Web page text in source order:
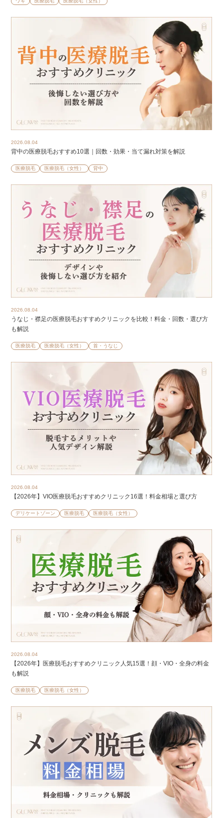
2026.08.04
背中の医療脱毛おすすめ10選｜回数・効果・当て漏れ対策を解説
医療脱毛 医療脱毛（女性） 背中
2026.08.04
うなじ・襟足の医療脱毛おすすめクリニックを比較！料金・回数・選び方
も解説
医療脱毛 医療脱毛（女性） 首・うなじ
2026.08.04
【2026年】VIO医療脱毛おすすめクリニック16選！料金相場と選び方
デリケートゾーン 医療脱毛 医療脱毛（女性）
2026.08.04
【2026年】医療脱毛おすすめクリニック人気15選！顔・VIO・全身の料金
も解説
医療脱毛 医療脱毛（女性）